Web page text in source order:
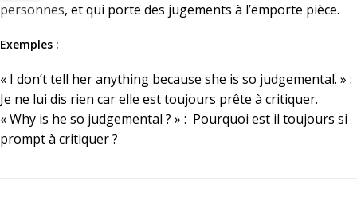
personnes, et qui porte des jugements à l’emporte pièce.
Exemples :
« I don’t tell her anything because she is so judgemental. » :
Je ne lui dis rien car elle est toujours prête à critiquer.
« Why is he so judgemental ? » : Pourquoi est il toujours si
prompt à critiquer ?